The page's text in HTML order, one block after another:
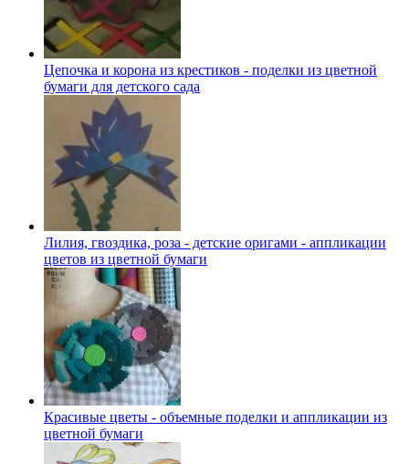
Цепочка и корона из крестиков - поделки из цветной
бумаги для детского сада
Лилия, гвоздика, роза - детские оригами - аппликации
цветов из цветной бумаги
Красивые цветы - объемные поделки и аппликации из
цветной бумаги